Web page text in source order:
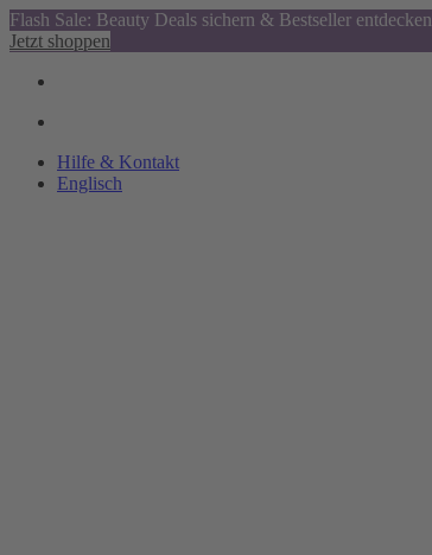
Flash Sale: Beauty Deals sichern & Bestseller entdecken
Jetzt shoppen
Hilfe & Kontakt
Englisch